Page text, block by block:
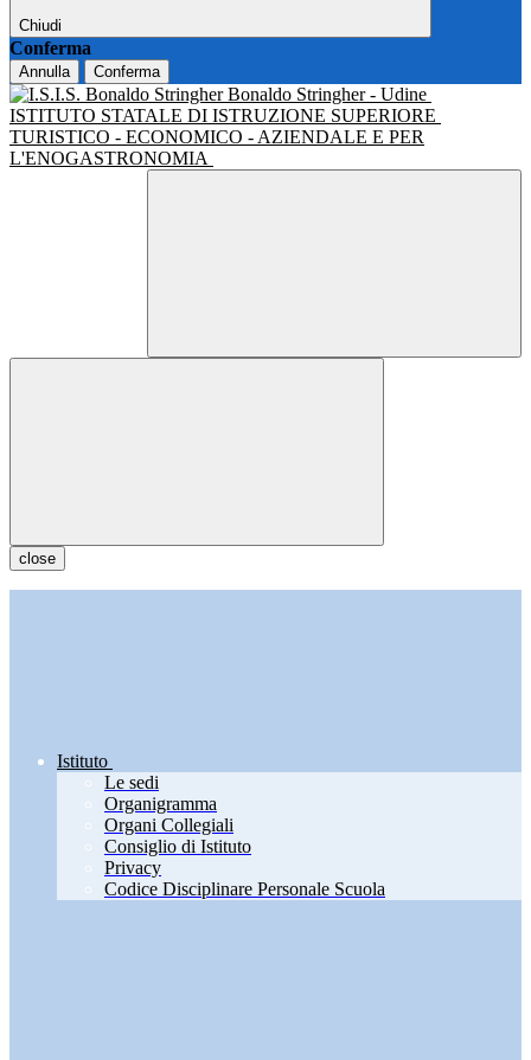
Chiudi
Conferma
Annulla Conferma
Bonaldo Stringher - Udine
ISTITUTO STATALE DI ISTRUZIONE SUPERIORE
TURISTICO - ECONOMICO - AZIENDALE E PER
L'ENOGASTRONOMIA
close
Istituto
Le sedi
Organigramma
Organi Collegiali
Consiglio di Istituto
Privacy
Codice Disciplinare Personale Scuola